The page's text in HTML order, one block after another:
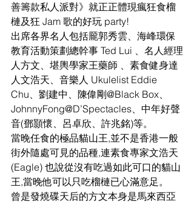
善籌款私人派對》就正正體現瘋狂食榴
槤及狂 Jam 歌的好玩 party!
出席各界名人包括龎郭秀雲、海峰環保
教育活動策劃總幹事 Ted Lui 、名人經理
人方文、堪輿學家王藥師 、素食健身達
人文浩天、音樂人 Ukulelist Eddie
Chu、劉建中、陳偉剛@Black Box、
JohnnyFong@D’Spectacles、中年好聲
音(鄧顥懷、呂卓欣、許兆銘)等。
當晚任食的極品貓山王,並不是香港一般
街外隨處可見的品種,連素食專家文浩天
(Eagle) 也說從沒有吃過如此可口的貓山
王,當晚他可以只吃榴槤已心滿意足。
曾是發燒碟天后的方文本身是馬來西亞